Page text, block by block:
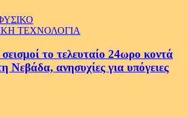
ΤΕΧΝΟΛΟΓΙΑ
το τελευταίο 24ωρο κοντά
Νεβάδα, ανησυχίες για υπόγειες